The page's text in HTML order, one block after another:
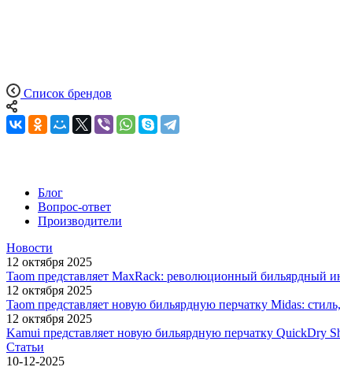
Список брендов
Блог
Вопрос-ответ
Производители
Новости
12 октября 2025
Taom представляет MaxRack: революционный бильярдный
12 октября 2025
Taom представляет новую бильярдную перчатку Midas:
12 октября 2025
Kamui представляет новую бильярдную перчатку QuickDry
Статьи
10-12-2025